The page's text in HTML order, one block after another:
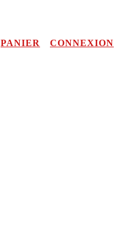
PANIER
CONNEXION